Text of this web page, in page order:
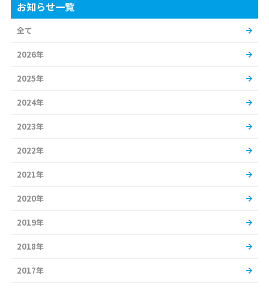
お知らせ一覧
全て
2026年
2025年
2024年
2023年
2022年
2021年
2020年
2019年
2018年
2017年